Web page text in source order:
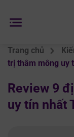
đến
Trang chủ
trị thâm mông uy
Review 9
uy tín nhất